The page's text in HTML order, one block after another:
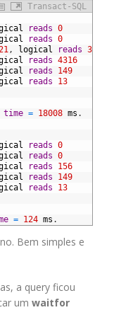
Transact-SQL
reads 0
reads 0
, logical reads
reads 4316
reads
149
reads 13
time = 18008 ms .
reads 0
reads 0
reads
156
reads
149
reads 13
= 124 ms .
Bem simples e
a query ficou
um waitfor